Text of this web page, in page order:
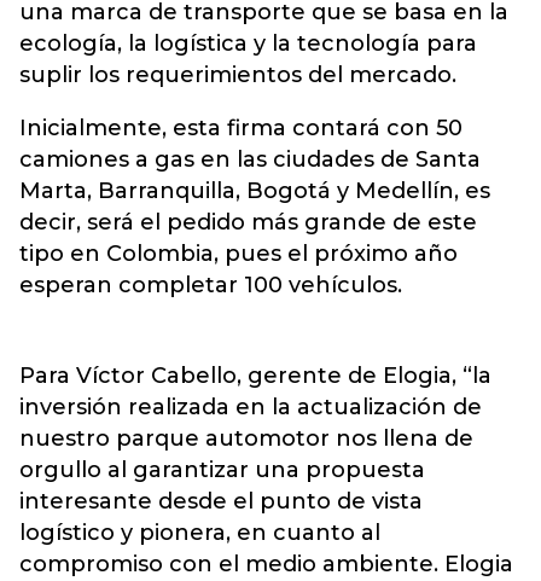
una marca de transporte que se basa en la
ecología, la logística y la tecnología para
suplir los requerimientos del mercado.
Inicialmente, esta firma contará con 50
camiones a gas en las ciudades de Santa
Marta, Barranquilla, Bogotá y Medellín, es
decir, será el pedido más grande de este
tipo en Colombia, pues el próximo año
esperan completar 100 vehículos.
Para Víctor Cabello, gerente de Elogia, “la
inversión realizada en la actualización de
nuestro parque automotor nos llena de
orgullo al garantizar una propuesta
interesante desde el punto de vista
logístico y pionera, en cuanto al
compromiso con el medio ambiente. Elogia